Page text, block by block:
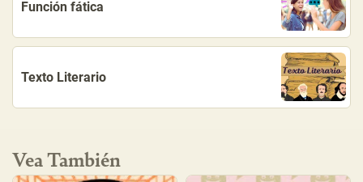
Función fática
Texto Literario
Vea También